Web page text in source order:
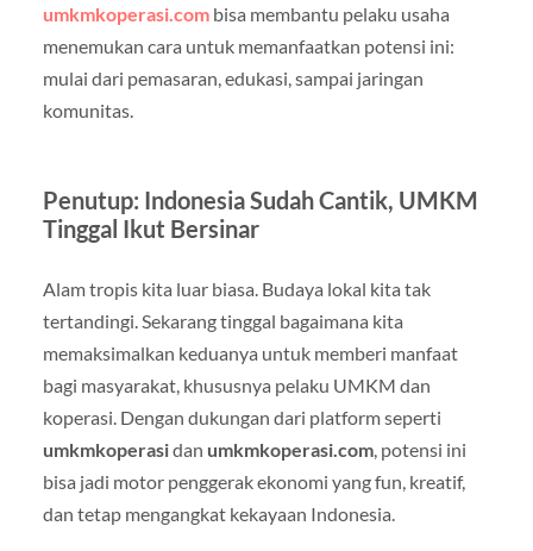
umkmkoperasi.combisa membantu pelaku usaha
menemukan cara untuk memanfaatkan potensi ini:
mulai dari pemasaran, edukasi, sampai jaringan
komunitas.
Penutup: Indonesia Sudah Cantik, UMKM
Tinggal Ikut Bersinar
Alam tropis kita luar biasa. Budaya lokal kita tak
tertandingi. Sekarang tinggal bagaimana kita
memaksimalkan keduanya untuk memberi manfaat
bagi masyarakat, khususnya pelaku UMKM dan
koperasi. Dengan dukungan dari platform seperti
umkmkoperasidan umkmkoperasi.com, potensi ini
bisa jadi motor penggerak ekonomi yang fun, kreatif,
dan tetap mengangkat kekayaan Indonesia.